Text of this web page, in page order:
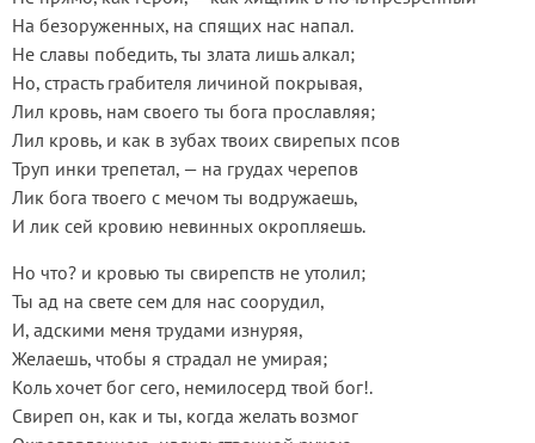
На безоруженных, на спящих нас напал.
Не славы победить, ты злата лишь алкал;
Но, страсть грабителя личиной покрывая,
Лил кровь, нам своего ты бога прославляя;
Лил кровь, и как в зубах твоих свирепых псов
Труп инки трепетал, — на грудах черепов
Лик бога твоего с мечом ты водружаешь,
И лик сей кровию невинных окропляешь.
Но что? и кровью ты свирепств не утолил;
Ты ад на свете сем для нас соорудил,
И, адскими меня трудами изнуряя,
Желаешь, чтобы я страдал не умирая;
Коль хочет бог сего, немилосерд твой бог!.
Свиреп он, как и ты, когда желать возмог